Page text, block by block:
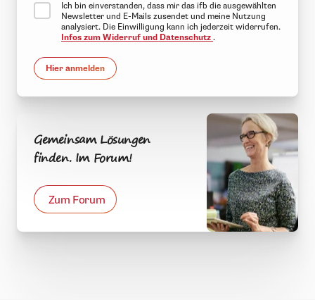
Ich bin einverstanden, dass mir das ifb die ausgewählten
Newsletter und E-Mails zusendet und meine Nutzung
analysiert. Die Einwilligung kann ich jederzeit widerrufen.
Infos zum Widerruf und Datenschutz .
Hier anmelden
Gemeinsam Lösungen
finden. Im Forum!
Zum Forum